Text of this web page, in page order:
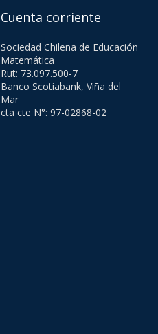
Cuenta corriente
Sociedad Chilena de Educación
Matemática
Rut: 73.097.500-7
Banco Scotiabank, Viña del
Mar
cta cte N°: 97-02868-02